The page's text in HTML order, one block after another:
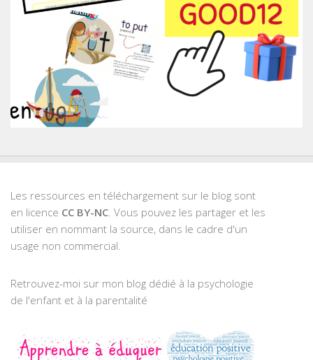
Les ressources en téléchargement sur le blog sont
en licence CC BY-NC . Vous pouvez les partager et les
utiliser en nommant la source, dans le cadre d'un
usage non commercial.
Retrouvez-moi sur mon blog dédié à la psychologie
de l'enfant et à la parentalité